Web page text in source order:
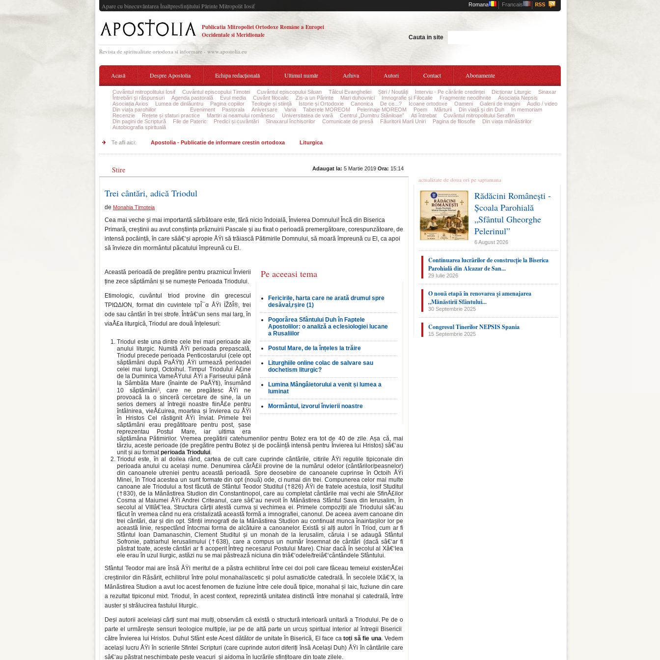
Apare cu binecuvântarea Înaltpresfinţitului Părinte Mitropolit Iosif Romana Francais
Publicatia Mitropoliei Ortodoxe Române a Europei
Occidentale si Meridionale
Revista de spiritualitate ortodoxa si informare - www.apostolia.eu
Cauta in site
Acasă Despre Apostolia Echipa redacțională Ultimul număr Arhiva Autori Contact Abonamente
Cuvântul mitropolitului Iosif Cuvântul episcopului Timotei Cuvântul episcopului Siluan Tâlcul Evangheliei Știri / Noutăți Interviu - Pe cărările credinței Dicționar Liturgic
Sinaxar
Întrebări și răspunsuri
Agenda pastorală Evul media Cuvânt filocalic Zis-a un Părinte Mari duhovnici Imnografie și Filocalie Fragmente neodihnite
Asociația Nepsis
Asociația Axios
Lumea de dinlăuntru Pagina copiilor Teologie și stiință Istorie și Ortodoxie Canonica De ce...? Icoane ortodoxe Oameni Galerii de imagini
Audio / video
Din viața parohiilor
Eveniment Pastorala Aniversare Varia Taberele MOREOM Pelerinaje MOREOM Poem Mărturii Din viață și din Duh
In memoriam
Recenzie
Rețete și sfaturi practice Martiri ai neamului românesc Universitatea de vară Centrul „Dumitru Stăniloae” Ati întrebat
Cuvântul mitropolitului Serafim
Din pagini de Scriptură
File de Pateric Predici și cuvântări Sinaxarul închisorilor Comunicate de presă Făuritorii Marii Uniri Pagina de filosofie
Din viața mănăstirilor
Autobiografia spirituală
Te afli aici: Apostolia - Publicatie de informare crestin ortodoxa Liturgica
Stire Adaugat la: 5 Martie 2019 Ora: 15:14
Trei cântări, adică Triodul
de Monahia Timoteia
Cea mai veche și mai importantă sărbătoare este, fără nicio îndoială, Învierea Domnului! Încă din Biserica
Primară, creștinii au avut conștiința prăznuirii Pascale și au fixat o perioadă premergătoare, corespunzătoare, de
intensă pocăință, în care săâ€‘și apropie ÅŸi să trăiască Pătimirile Domnului, să moară împreună cu El, ca apoi
să învieze din mormântul păcatului împreună cu El.
Pe aceeasi tema
Fericirile, harta care ne arată drumul spre
desăvaÌ‚rșire (1)
Pogorârea Sfântului Duh în Faptele
Apostolilor: o analiză a eclesiologiei lucane
a Rusaliilor
Postul Mare, de la înțeles la trăire
Liturghiile online colac de salvare sau
dochetism liturgic?
Lumina Mângâietorului a venit și lumea a
luminat
Mormântul, izvorul învierii noastre
Această perioadă de pregătire pentru praznicul Învierii
ține zece săptămâni și se numește Perioada Triodului.
Etimologic, cuvântul triod provine din grecescul
ΤΡΙΩΔΙΟΝ, format din cuvintele τρÎ¯α ÅŸi ÏŽδÎ®, trei
ode sau cântări în trei strofe. Întrâ€‘un sens mai larg, în
viaÅ£a liturgică, Triodul are două înțelesuri:
Triodul este una dintre cele trei mari perioade ale
anului liturgic. Numită ÅŸi perioada prepascală,
Triodul precede perioada Penticostarului (cele opt
săptămâni după PaÅŸti) ÅŸi urmează perioadei
celei mai lungi, Octoihul. Timpul Triodului Å£ine
de la Duminica VameÅŸului ÅŸi a Fariseului până
la Sâmbăta Mare (înainte de PaÅŸti), însumând
10 săptămâni1, care ne pregătesc ÅŸi ne
provoacă la o sinceră cercetare de sine, la un
serios demers al întregii noastre fiinÅ£e pentru
întâlnirea, vieÅ£uirea, moartea și învierea cu ÅŸi
în Hristos Cel răstignit ÅŸi înviat. Primele trei
săptămâni erau pregătitoare pentru post, șase
reprezentau Postul Mare, iar ultima era
săptămâna Pătimirilor. Vremea pregătirii catehumenilor pentru Botez era tot de 40 de zile. Așa că, mai
târziu, aceste perioade (de pregătire pentru Botez și de pocăință intensă pentru Învierea lui Hristos) sâ€‘au
unit și au formatperioada Triodului.
Triodul este, în al doilea rând, cartea de cult care cuprinde cântările, citirile ÅŸi regulile tipiconale din
perioada anului cu același nume. Denumirea cărÅ£ii provine de la numărul odelor (cântărilor/peasnelor)
din canoanele utreniei pentru această perioadă. Spre deosebire de canoanele cuprinse în Octoih ÅŸi
Minei, în Triod acestea un sunt formate din opt (nouă) ode, ci numai din trei. Compunerea celor mai multe
canoane ale Triodului a fost făcută de Sfântul Teodor Studitul (†826) ÅŸi de fratele acestuia, Iosif Studitul
(†830), de la Mănăstirea Studion din Constantinopol, care au completat cântările mai vechi ale SfinÅ£ilor
Cosma al Maiumei ÅŸi Andrei Criteanul, care sâ€‘au nevoit în Mănăstirea Sfântul Sava din Ierusalim, în
secolul al VIIIâ€‘lea. Structura cărții atestă cumva și vechimea ei. Primele compoziții ale Triodului sâ€‘au
făcut în vremea când nu era cristalizată această formă a imnografiei, canonul. De aceea avem canoane din
trei cântări, dar și din opt. Sfinții imnografi de la Mănăstirea Studion au continuat munca înaintașilor lor pe
această linie, respectând întocmai forma de alcătuire a canoanelor. Există și alți autori în Triod, cum ar fi
Sfântul Ioan Damanaschin, Clement Studitul și un monah de la Ierusalim, căruia i se adaugă Sfântul
Sofronie, patriarhul Ierusalimului (†638), care a compus un număr însemnat de cântări (dacă sâ€‘ar fi
păstrat toate, aceste cântări ar fi acoperit întreg necesarul Postului Mare). Chiar dacă în secolul al Xâ€‘lea
ele erau în uzul liurgic, astăzi nu se mai păstrează niciuna din triâ€‘odele/treiâ€‘cântândele Sfântului.
Sfântul Teodor mai are însă ÅŸi meritul de a păstra echilibrul între cei doi poli care făceau temeiul existenÅ£ei
creștinilor din Răsărit, echilibrul între polul monahal/ascetic și polul asmatic/de catedrală. În secolele IXâ€‘X, la
Mănăstirea Studion a avut loc acest fenomen de fuziune între cele două tipice, monahal și laic, fuziune din care
a rezultat tipiconul mixt. Triodul, în acest context, reprezintă unitatea distinctă între monahal și catedrală, între
auster și strălucirea fastului liturgic.
Deși autorii aceleiași cărți sunt mai mulți, observăm că există o structură interioară unitară a Triodului. Pe de o
parte el urmărește sensuri teologice multiple, iar pe de altă parte un urcuș spiritual interior al întregii Bisericii
către Învierea lui Hristos. Duhul Sfânt este Acest dătător de unitate în Biserică, El face catoți să fie una. Vedem
același lucru ÅŸi în scrierile Sfintei Scripturi (care cuprinde autori diferiți însă Același Duh) ÅŸi în cântările care
sâ€‘au păstrat neschimbate peste veacuri și aidoma în lucrările sfințitoare din toate zilele.
actualizate de doua ori pe saptamana
Rădăcini Românești -
Școala Parohială
„Sfântul Gheorghe
Pelerinul”
6 August 2026
Continuarea lucrărilor de construcție la Biserica
Parohială din Alcazar de San...
29 Iulie 2026
O nouă etapă în renovarea și amenajarea
„Mănăstirii Sfântului...
30 Septembrie 2025
Congresul Tinerilor NEPSIS Spania
15 Septembrie 2025